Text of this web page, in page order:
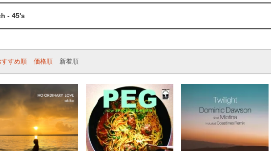
- 45's
すすめ順 価格順 新着順